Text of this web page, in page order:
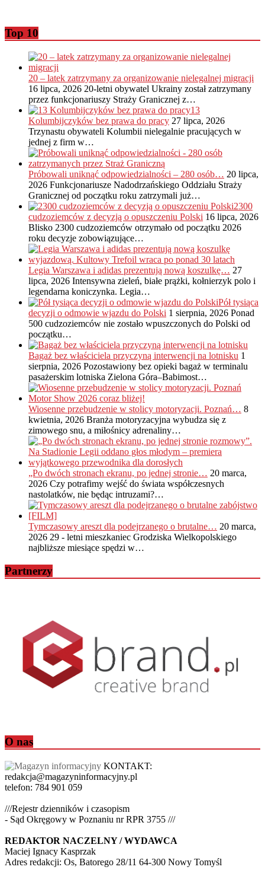
Top 10
20 – latek zatrzymany za organizowanie nielegalnej migracji
16 lipca, 2026 20-letni obywatel Ukrainy został zatrzymany
przez funkcjonariuszy Straży Granicznej z…
13
Kolumbijczyków bez prawa do pracy 27 lipca, 2026
Trzynastu obywateli Kolumbii nielegalnie pracujących w
jednej z firm w…
Próbowali uniknąć odpowiedzialności – 280 osób… 20 lipca,
2026 Funkcjonariusze Nadodrzańskiego Oddziału Straży
Granicznej od początku roku zatrzymali już…
2300
cudzoziemców z decyzją o opuszczeniu Polski 16 lipca, 2026
Blisko 2300 cudzoziemców otrzymało od początku 2026
roku decyzje zobowiązujące…
Legia Warszawa i adidas prezentują nową koszulkę… 27
lipca, 2026 Intensywna zieleń, białe prążki, kołnierzyk polo i
legendarna koniczynka. Legia…
Pół tysiąca
decyzji o odmowie wjazdu do Polski 1 sierpnia, 2026 Ponad
500 cudzoziemców nie zostało wpuszczonych do Polski od
początku…
Bagaż bez właściciela przyczyną interwencji na lotnisku 1
sierpnia, 2026 Pozostawiony bez opieki bagaż w terminalu
pasażerskim lotniska Zielona Góra–Babimost…
Wiosenne przebudzenie w stolicy motoryzacji. Poznań… 8
kwietnia, 2026 Branża motoryzacyjna wybudza się z
zimowego snu, a miłośnicy adrenaliny…
„Po dwóch stronach ekranu, po jednej stronie… 20 marca,
2026 Czy potrafimy wejść do świata współczesnych
nastolatków, nie będąc intruzami?…
Tymczasowy areszt dla podejrzanego o brutalne… 20 marca,
2026 29 - letni mieszkaniec Grodziska Wielkopolskiego
najbliższe miesiące spędzi w…
Partnerzy
O nas
KONTAKT:
redakcja@magazyninformacyjny.pl
telefon: 784 901 059
///Rejestr dzienników i czasopism
- Sąd Okręgowy w Poznaniu nr RPR 3755 ///
REDAKTOR NACZELNY / WYDAWCA
Maciej Ignacy Kasprzak
Adres redakcji: Os, Batorego 28/11 64-300 Nowy Tomyśl